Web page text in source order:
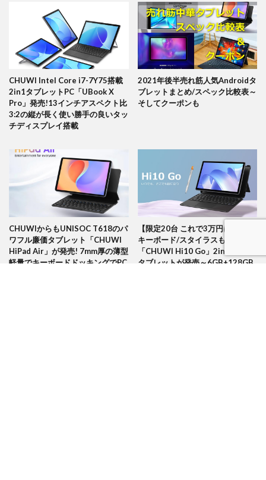
CHUWI Intel Core i7-7Y75搭載
2in1タブレットPC「UBook X
Pro」発売!13インチアスペクト比
3:2の縦が長く使い勝手の良いタッ
チディスプレイ搭載
2021年後半売れ筋人気Androidタ
ブレットまとめ/スペック比較表～
そしてクーポンも
CHUWIからもUNISOC T618のパ
ワフル廉価タブレット「CHUWI
HiPad Air」が発売! 7mm厚の薄型
軽量でキーボードドッキングでPC
【限定20台 これで3万円は安い】
キーボード/スタイラスも全部入り
「CHUWI Hi10 Go」2in1 Win10
タブレットが発売～6GB+128GB